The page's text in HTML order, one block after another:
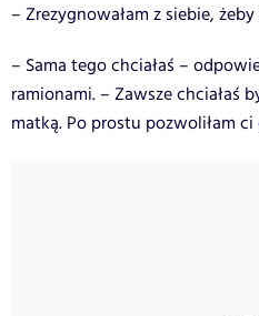
– Zrezygnowałam z siebie,
– Sama tego chciałaś –
ramionami. – Zawsze chciałaś
matką. Po prostu pozwoliłam